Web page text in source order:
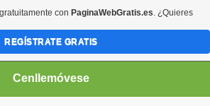
Cenllemóvese
con PaginaWebGratis.es. ¿Quieres
REGÍSTRATE GRATIS